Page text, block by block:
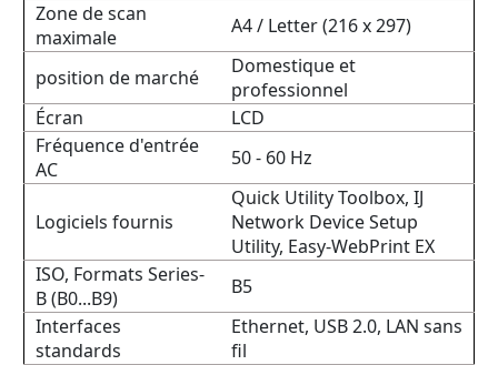
Zone de scan
maximale
A4 / Letter (216 x 297)
position de marché
Domestique et
professionnel
Écran
LCD
Fréquence d'entrée
AC
50 - 60 Hz
Logiciels fournis
Quick Utility Toolbox, IJ
Network Device Setup
Utility, Easy-WebPrint EX
ISO, Formats Series-
B (B0...B9)
B5
Interfaces
standards
Ethernet, USB 2.0, LAN sans
fil